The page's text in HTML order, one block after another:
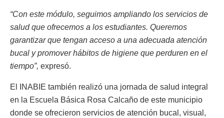
“Con este módulo, seguimos ampliando los servicios de
salud que ofrecemos a los estudiantes. Queremos
garantizar que tengan acceso a una adecuada atención
bucal y promover hábitos de higiene que perduren en el
tiempo”, expresó.
El INABIE también realizó una jornada de salud integral
en la Escuela Básica Rosa Calcaño de este municipio
donde se ofrecieron servicios de atención bucal, visual,